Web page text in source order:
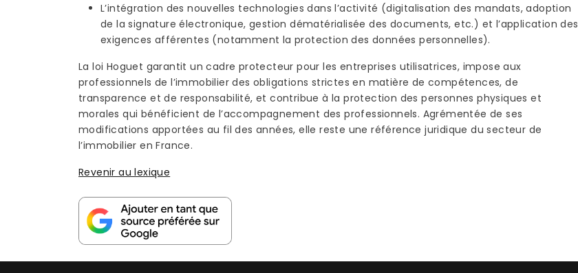
L’intégration des nouvelles technologies dans l’activité (digitalisation des mandats, adoption
de la signature électronique, gestion dématérialisée des documents, etc.) et l’application des
exigences afférentes (notamment la protection des données personnelles).
La loi Hoguet garantit un cadre protecteur pour les entreprises utilisatrices, impose aux
professionnels de l’immobilier des obligations strictes en matière de compétences, de
transparence et de responsabilité, et contribue à la protection des personnes physiques et
morales qui bénéficient de l’accompagnement des professionnels. Agrémentée de ses
modifications apportées au fil des années, elle reste une référence juridique du secteur de
l’immobilier en France.
Revenir au lexique